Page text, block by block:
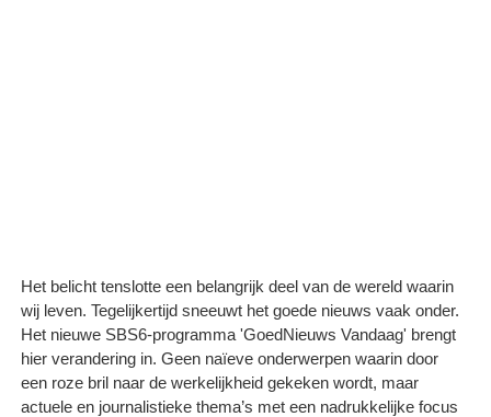
Het belicht tenslotte een belangrijk deel van de wereld waarin
wij leven. Tegelijkertijd sneeuwt het goede nieuws vaak onder.
Het nieuwe SBS6-programma 'GoedNieuws Vandaag' brengt
hier verandering in. Geen naïeve onderwerpen waarin door
een roze bril naar de werkelijkheid gekeken wordt, maar
actuele en journalistieke thema’s met een nadrukkelijke focus